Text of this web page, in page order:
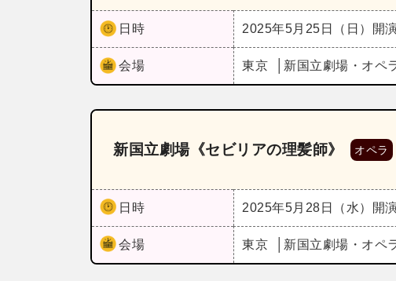
日時 2025年5月25日（日） 開
会場 東京 新国立劇場・オペ
新国立劇場《セビリアの理髪師》 オペラ
日時 2025年5月28日（水） 開
会場 東京 新国立劇場・オペ